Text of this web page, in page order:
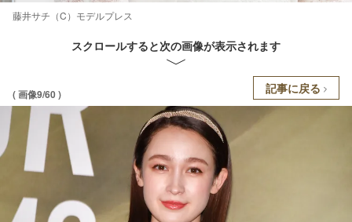
藤井サチ（C）モデルプレス
スクロールすると次の画像が表示されます
( 画像9/60 ) 記事に戻る